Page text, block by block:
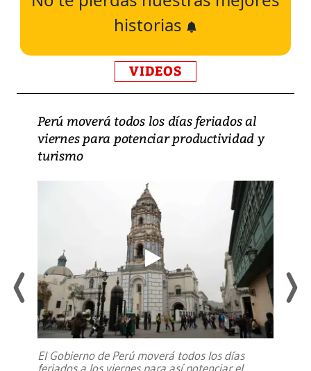
historias
VIDEOS
Perú moverá todos los días feriados al
viernes para potenciar productividad y
turismo
El Gobierno de Perú moverá todos los días
feriados a los viernes para así potenciar el